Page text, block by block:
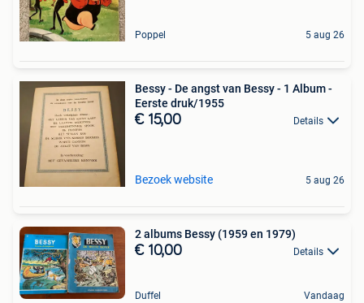
Poppel 5 aug 26
Bessy - De angst van Bessy - 1 Album -
Eerste druk/1955
€ 15,00 Details
Bezoek website 5 aug 26
2 albums Bessy (1959 en 1979)
€ 10,00 Details
Duffel Vandaag